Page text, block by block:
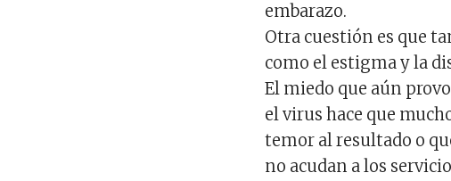
embarazo.
Otra cuestión es que
como el estigma y la
El miedo que aún
el virus hace que
temor al resultado o
no acudan a los